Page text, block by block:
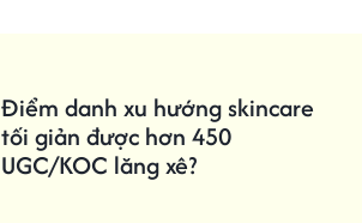
Điểm danh xu hướng skincare
tối giản được hơn 450
UGC/KOC lăng xê?